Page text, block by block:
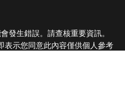
發生錯誤。請查核重要資訊。
表示您同意此內容僅供個人參考